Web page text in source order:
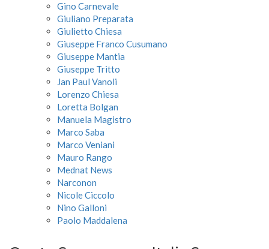
Gino Carnevale
Giuliano Preparata
Giulietto Chiesa
Giuseppe Franco Cusumano
Giuseppe Mantia
Giuseppe Tritto
Jan Paul Vanoli
Lorenzo Chiesa
Loretta Bolgan
Manuela Magistro
Marco Saba
Marco Veniani
Mauro Rango
Mednat News
Narconon
Nicole Ciccolo
Nino Galloni
Paolo Maddalena